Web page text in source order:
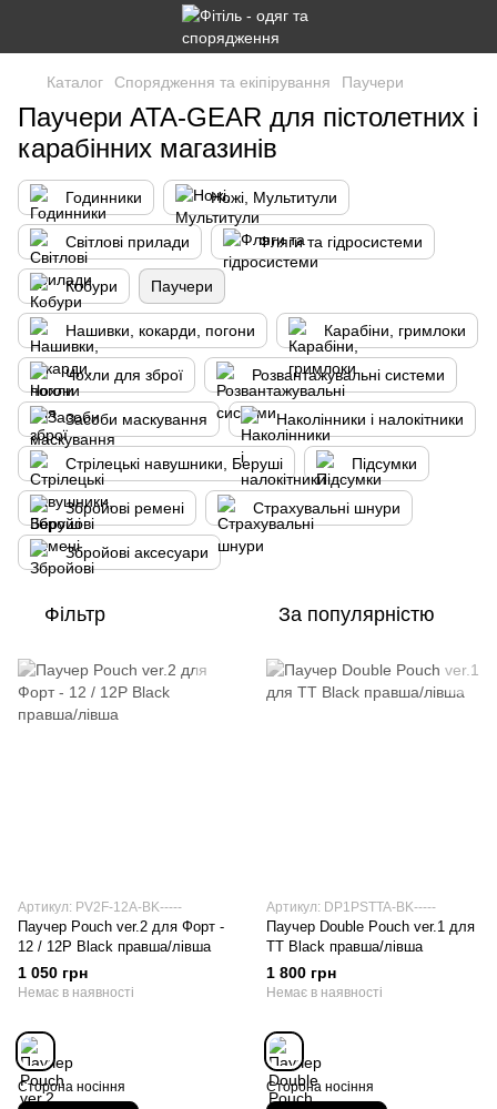
Каталог Спорядження та екіпірування Паучери
Паучери ATA-GEAR для пістолетних і
карабінних магазинів
Годинники Ножі, Мультитули
Світлові прилади Фляги та гідросистеми
Кобури Паучери
Нашивки, кокарди, погони Карабіни, гримлоки
Чохли для зброї Розвантажувальні системи
Засоби маскування Наколінники і налокітники
Стрілецькі навушники, Беруші Підсумки
Збройові ремені Страхувальні шнури
Збройові аксесуари
Фільтр За популярністю
Артикул: PV2F-12A-BK-----
Паучер Pouch ver.2 для Форт -
12 / 12Р Black правша/лівша
1 050 грн
Немає в наявності
Сторона носіння
Артикул: DP1PSTTA-BK-----
Паучер Double Pouch ver.1 для
ТТ Black правша/лівша
1 800 грн
Немає в наявності
Сторона носіння